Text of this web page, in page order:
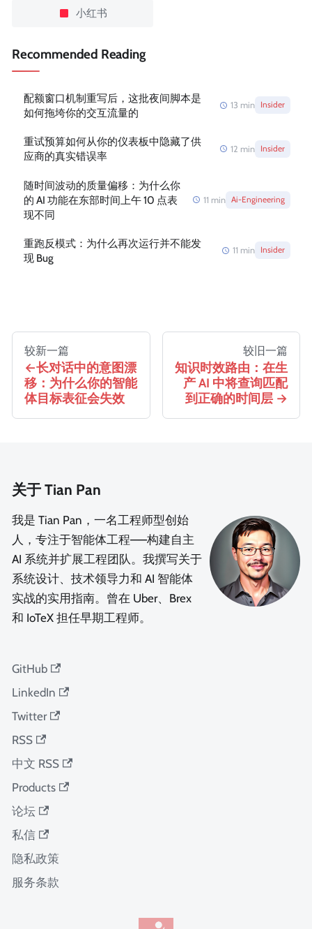
小红书
Recommended Reading
配额窗口机制重写后，这批夜间脚本是
如何拖垮你的交互流量的
13 min Insider
重试预算如何从你的仪表板中隐藏了供
应商的真实错误率
12 min Insider
随时间波动的质量偏移：为什么你
的 AI 功能在东部时间上午 10 点表
现不同
11 min Ai-Engineering
重跑反模式：为什么再次运行并不能发
现 Bug
11 min Insider
较新一篇
长对话中的意图漂
移：为什么你的智能
体目标表征会失效
较旧一篇
知识时效路由：在生
产 AI 中将查询匹配
到正确的时间层
关于 Tian Pan
我是 Tian Pan，一名工程师型创始
人，专注于智能体工程——构建自主
AI 系统并扩展工程团队。我撰写关于
系统设计、技术领导力和 AI 智能体
实战的实用指南。曾在 Uber、Brex
和 IoTeX 担任早期工程师。
GitHub
LinkedIn
Twitter
RSS
中文 RSS
Products
论坛
私信
隐私政策
服务条款